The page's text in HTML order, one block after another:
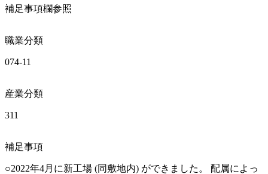
補足事項欄参照
職業分類
074-11
産業分類
311
補足事項
○2022年4月に新工場 (同敷地内) ができました。 配属によっ